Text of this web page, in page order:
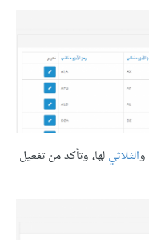
والثلاثيلها، وتأكد من تفعيل